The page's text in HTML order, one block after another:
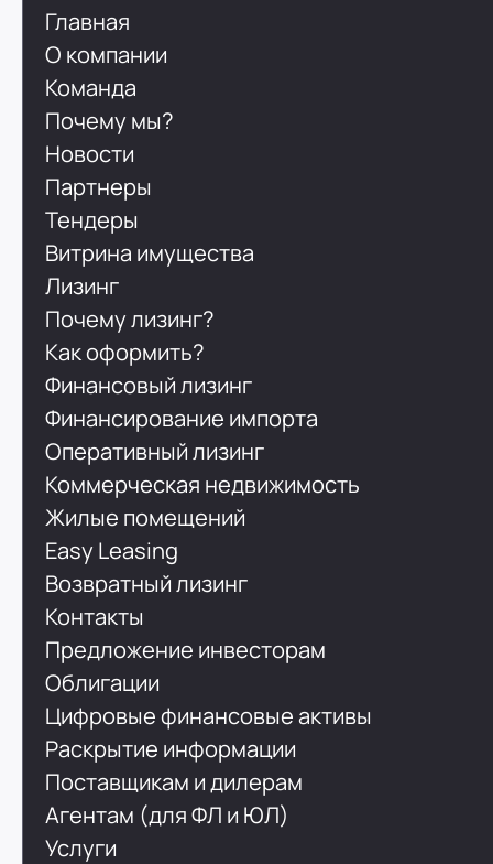
Главная
О компании
Команда
Почему мы?
Новости
Партнеры
Тендеры
Витрина имущества
Лизинг
Почему лизинг?
Как оформить?
Финансовый лизинг
Финансирование импорта
Оперативный лизинг
Коммерческая недвижимость
Жилые помещений
Easy Leasing
Возвратный лизинг
Контакты
Предложение инвесторам
Облигации
Цифровые финансовые активы
Раскрытие информации
Поставщикам и дилерам
Агентам (для ФЛ и ЮЛ)
Услуги